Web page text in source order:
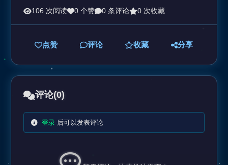
106 次阅读 0 个赞 0 条评论 0 次收藏
点赞 评论 收藏 分享
评论(0)
登录后可以发表评论